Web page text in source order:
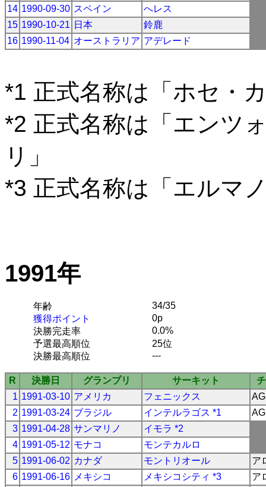
14 1990-09-30 スペイン
へレス
15 1990-10-21 日本
鈴鹿
16 1990-11-04 オーストラリア アデレード
*1 正式名称は「ホセ・
*2 正式名称は「エンツ
リ」
*3 正式名称は「エルマ
1991年
年齢
34/35
獲得ポイント
0p
決勝完走率
0.0%
予選最高順位
25位
決勝最高順位
---
R 決勝日 グランプリ サーキット
1 1991-03-10 アメリカ フェニックス
2 1991-03-24 ブラジル インテルラゴス *1
3 1991-04-28 サンマリノ
イモラ *2
4 1991-05-12 モナコ
モンテカルロ
5 1991-06-02 カナダ モントリオール
ア
6 1991-06-16 メキシコ メキシコシティ *3 ア